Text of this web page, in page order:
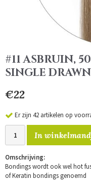
#11 ASBRUIN,
SINGLE DRAWN
€22
Er zijn 42 artikelen op
In
Omschrijving:
Bondings wordt ook wel hot
of Keratin bondings genoemd